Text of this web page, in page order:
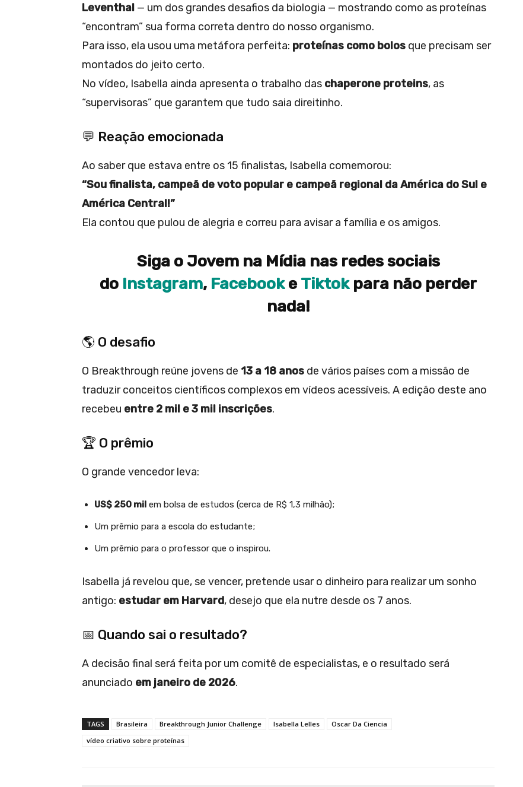
Leventhal — um dos grandes desafios da biologia — mostrando como as proteínas
“encontram” sua forma correta dentro do nosso organismo.
Para isso, ela usou uma metáfora perfeita: proteínas como bolos que precisam ser
montados do jeito certo.
No vídeo, Isabella ainda apresenta o trabalho das chaperone proteins, as
“supervisoras” que garantem que tudo saia direitinho.
💬 Reação emocionada
Ao saber que estava entre os 15 finalistas, Isabella comemorou:
“Sou finalista, campeã de voto popular e campeã regional da América do Sul e
América Central!”
Ela contou que pulou de alegria e correu para avisar a família e os amigos.
Siga o Jovem na Mídia nas redes sociais
do Instagram, FacebookeTiktok para não perder
nada!
🌎 O desafio
O Breakthrough reúne jovens de 13 a 18 anos de vários países com a missão de
traduzir conceitos científicos complexos em vídeos acessíveis. A edição deste ano
recebeu entre 2 mil e 3 mil inscrições.
🏆 O prêmio
O grande vencedor leva:
US$ 250 mil em bolsa de estudos (cerca de R$ 1,3 milhão);
Um prêmio para a escola do estudante;
Um prêmio para o professor que o inspirou.
Isabella já revelou que, se vencer, pretende usar o dinheiro para realizar um sonho
antigo: estudar em Harvard, desejo que ela nutre desde os 7 anos.
📅 Quando sai o resultado?
A decisão final será feita por um comitê de especialistas, e o resultado será
anunciado em janeiro de 2026.
TAGS Brasileira Breakthrough Junior Challenge Isabella Lelles
Oscar Da Ciencia
vídeo criativo sobre proteínas